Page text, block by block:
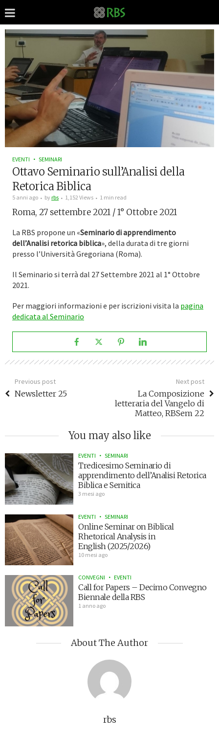
EVENTI SEMINARI
Ottavo Seminario sull’Analisi della
Retorica Biblica
5 anni ago byrbs 1,152 Views 1 min read
Roma, 27 settembre 2021 / 1° Ottobre 2021
La RBS propone un «Seminario di apprendimento
dell’Analisi retorica biblica», della durata di tre giorni
presso l’Università Gregoriana (Roma).
Il Seminario si terrà dal 27 Settembre 2021 al 1° Ottobre
2021.
Per maggiori informazioni e per iscrizioni visita la pagina
dedicata al Seminario
Previous post
Newsletter 25
Next post
La Composizione
letteraria del Vangelo di
Matteo, RBSem 22
You may also like
EVENTI SEMINARI
Tredicesimo Seminario di
apprendimento dell’Analisi Retorica
Biblica e Semitica
3 mesi ago
EVENTI SEMINARI
Online Seminar on Biblical
Rhetorical Analysis in
English (2025/2026)
10 mesi ago
CONVEGNI EVENTI
Call for Papers – Decimo Convegno
Biennale della RBS
1 anno ago
About The Author
rbs